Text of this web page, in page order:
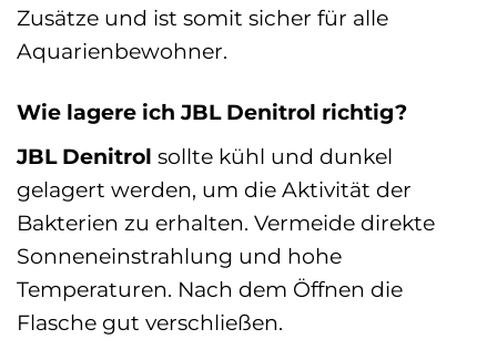
Zusätze und ist somit sicher für alle
Aquarienbewohner.
Wie lagere ich JBL Denitrol richtig?
JBL Denitrol sollte kühl und dunkel
gelagert werden, um die Aktivität der
Bakterien zu erhalten. Vermeide direkte
Sonneneinstrahlung und hohe
Temperaturen. Nach dem Öffnen die
Flasche gut verschließen.